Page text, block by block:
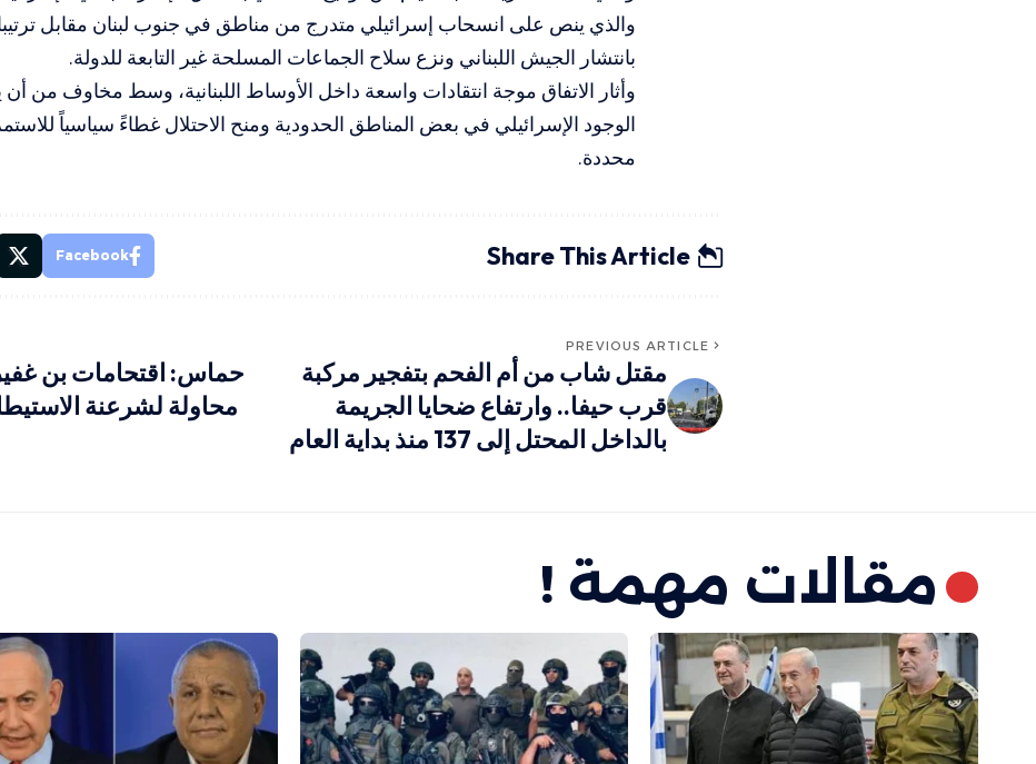
والذي ينص على انسحاب إسرائيلي متدرج من مناطق في جنوب لبنان مقابل
بانتشار الجيش اللبناني ونزع سلاح الجماعات المسلحة غير التابعة للدولة.
وأثار الاتفاق موجة انتقادات واسعة داخل الأوساط اللبنانية، وسط مخاوف من
الوجود الإسرائيلي في بعض المناطق الحدودية ومنح الاحتلال غطاءً سياسياً
محددة.
Share This Article
Facebook
PREVIOUS ARTICLE
مقتل شاب من أم الفحم بتفجير مركبة
قرب حيفا.. وارتفاع ضحايا الجريمة
بالداخل المحتل إلى 137 منذ بداية العام
حماس: اقتحامات بن
محاولة لشرعنة
مقالات مهمة !